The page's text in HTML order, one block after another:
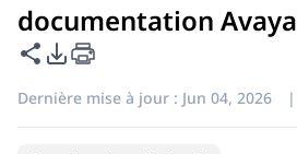
documentation Avaya
Partager cette page
Options d'exportation PDF
Dernière mise à jour : Jun 04, 2026 |